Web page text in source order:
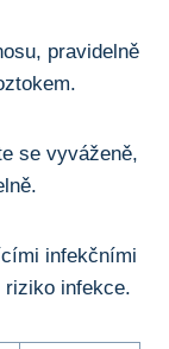
pravidelně
se vyváženě,‍
infekčními
‍riziko infekce.